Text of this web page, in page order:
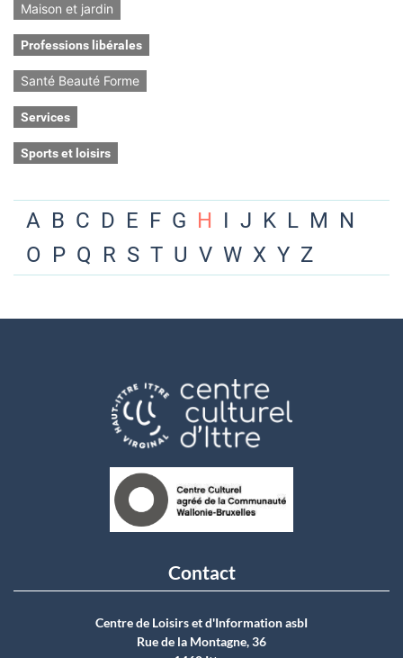
Maison et jardin
Professions libérales
Santé Beauté Forme
Services
Sports et loisirs
A B C D E F G H I J K L M N
O P Q R S T U V W X Y Z
Contact
Centre de Loisirs et d'Information asbI
Rue de la Montagne, 36